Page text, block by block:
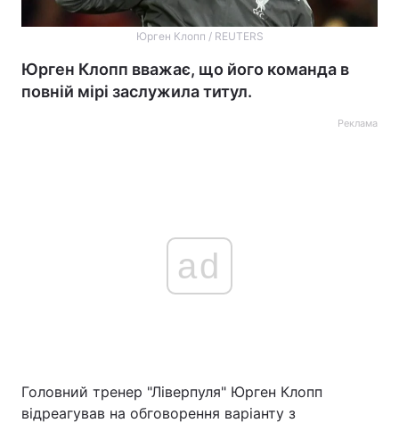
Юрген Клопп / REUTERS
Юрген Клопп вважає, що його команда в
повній мірі заслужила титул.
Реклама
ad
Головний тренер "Ліверпуля" Юрген Клопп
відреагував на обговорення варіанту з